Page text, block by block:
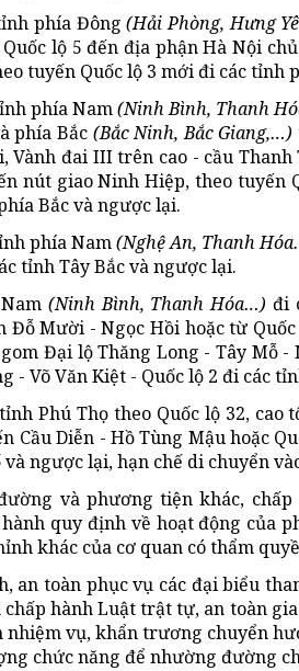
phía Đông(Hải Phòng, Hưng
lộ 5 đến địa phận Hà Nội
tuyến Quốc lộ 3 mới đi các tỉnh
phía Nam(Ninh Bình, Thanh
phía Bắc (Bắc Ninh, Bắc Giang,…)
Vành đai III trên cao - cầu
nút giao Ninh Hiệp, theo
Bắc và ngược lại.
phía Nam(Nghệ An, Thanh
tỉnh Tây Bắc và ngược lại.
(Ninh Bình, Thanh Hóa…)đi
Đỗ Mười - Ngọc Hồi hoặc từ
Đại lộ Thăng Long - Tây Mỗ -
- Võ Văn Kiệt - Quốc lộ 2 đi các
Phú Thọ theo Quốc lộ 32,
Cầu Diễn - Hồ Tùng Mậu hoặc
ngược lại, hạn chế di chuyển
và phương tiện khác, chấp
hành quy định về hoạt động
khác của cơ quan có thẩm
an toàn phục vụ các đại biểu
hành Luật trật tự, an toàn
vụ, khẩn trương chuyển
chức năng để nhường đường